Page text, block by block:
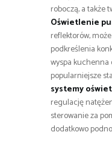
roboczą, a także
Oświetlenie
reflektorów,
podkreślenia
wyspa kuchenna
popularniejsze
systemy
regulację
sterowanie za
dodatkowo